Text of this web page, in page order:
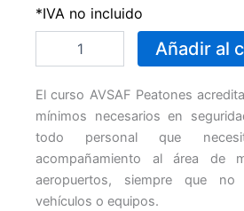
era:
*IVA no incluido
Peatones
(AVSAF-
con
certificado
oficial
por
Añadir al
El curso AVSAF Peatones
mínimos necesarios en
todo personal que
acompañamiento al área de
aeropuertos, siempre que no
vehículos o equipos.